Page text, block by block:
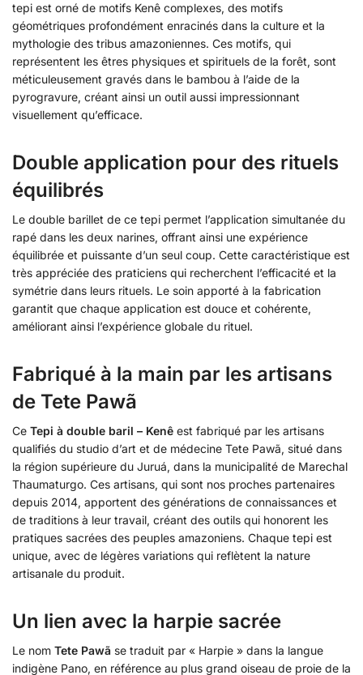
tepi est orné de motifs Kenê complexes, des motifs
géométriques profondément enracinés dans la culture et la
mythologie des tribus amazoniennes. Ces motifs, qui
représentent les êtres physiques et spirituels de la forêt, sont
méticuleusement gravés dans le bambou à l’aide de la
pyrogravure, créant ainsi un outil aussi impressionnant
visuellement qu’efficace.
Double application pour des rituels
équilibrés
Le double barillet de ce tepi permet l’application simultanée du
rapé dans les deux narines, offrant ainsi une expérience
équilibrée et puissante d’un seul coup. Cette caractéristique est
très appréciée des praticiens qui recherchent l’efficacité et la
symétrie dans leurs rituels. Le soin apporté à la fabrication
garantit que chaque application est douce et cohérente,
améliorant ainsi l’expérience globale du rituel.
Fabriqué à la main par les artisans
de Tete Pawã
Ce Tepi à double baril – Kenê est fabriqué par les artisans
qualifiés du studio d’art et de médecine Tete Pawã, situé dans
la région supérieure du Juruá, dans la municipalité de Marechal
Thaumaturgo. Ces artisans, qui sont nos proches partenaires
depuis 2014, apportent des générations de connaissances et
de traditions à leur travail, créant des outils qui honorent les
pratiques sacrées des peuples amazoniens. Chaque tepi est
unique, avec de légères variations qui reflètent la nature
artisanale du produit.
Un lien avec la harpie sacrée
Le nom Tete Pawã se traduit par « Harpie » dans la langue
indigène Pano, en référence au plus grand oiseau de proie de la